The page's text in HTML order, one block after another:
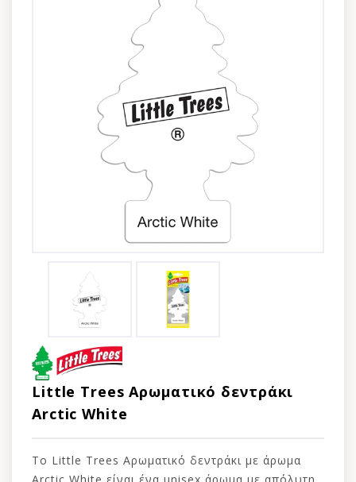
Little Trees Αρωματικό δεντράκι
Arctic White
Το Little Trees Αρωματικό δεντράκι με άρωμα